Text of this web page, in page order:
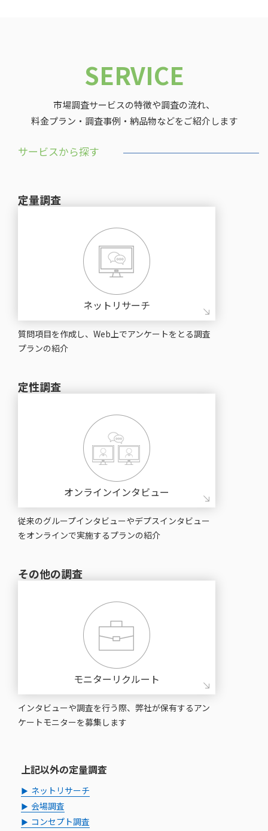
SERVICE
市場調査サービスの特徴や調査の流れ、
料金プラン・調査事例・納品物などをご紹介します
サービスから探す
定量調査
ネットリサーチ
質問項⽬を作成し、Web上でアンケートをとる調査
プランの紹介
定性調査
オンラインインタビュー
従来のグループインタビューやデプスインタビュー
をオンラインで実施するプランの紹介
その他の調査
モニターリクルート
インタビューや調査を⾏う際、弊社が保有するアン
ケートモニターを募集します
上記以外の定量調査
ネットリサーチ
会場調査
コンセプト調査